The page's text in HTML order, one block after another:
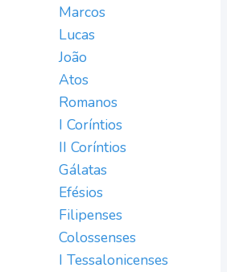
Marcos
Lucas
João
Atos
Romanos
I Coríntios
II Coríntios
Gálatas
Efésios
Filipenses
Colossenses
I Tessalonicenses